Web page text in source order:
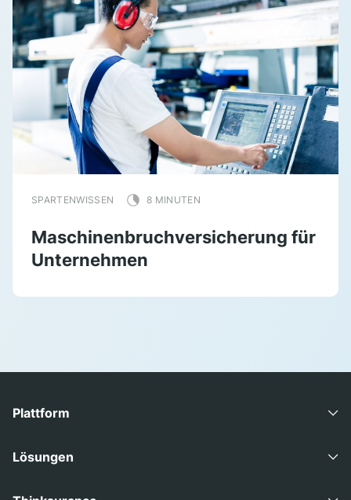
SPARTENWISSEN 8 MINUTEN
Maschinenbruchversicherung für
Unternehmen
Plattform
Advisory Suite
Lösungen